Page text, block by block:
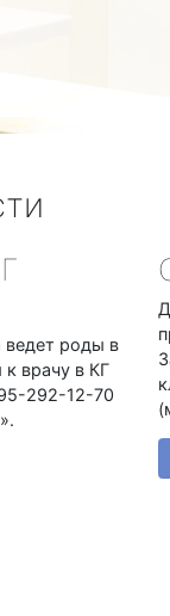
ведет роды в
к врачу в КГ
292-12-70